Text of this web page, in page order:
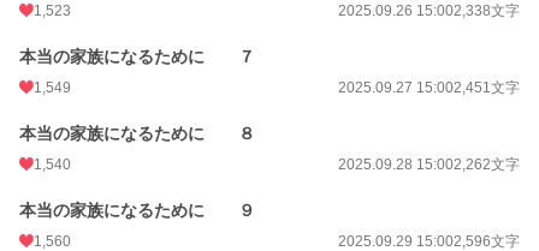
1,523 2025.09.26 15:002,338文字
本当の家族になるために ７
1,549 2025.09.27 15:002,451文字
本当の家族になるために ８
1,540 2025.09.28 15:002,262文字
本当の家族になるために ９
1,560 2025.09.29 15:002,596文字